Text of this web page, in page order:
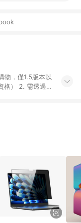
物，僅1.5版本以
格） 2. 需透過
於廠商出貨
Display、
、
。 6. 每種型號
、Vision、
1 件裝及
AirPods 及其他
站及APP所有購